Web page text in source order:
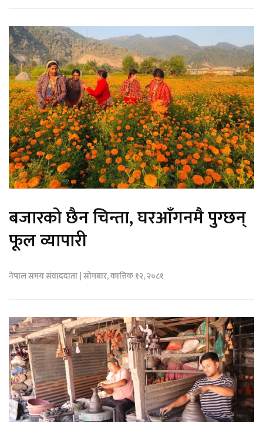
बजारको छैन चिन्ता, घरआँगनमै पुग्छन्
फूल व्यापारी
नेपाल समय संवाददाता | सोमबार, कात्तिक १२, २०८१